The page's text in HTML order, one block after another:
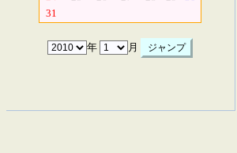
31
年 月